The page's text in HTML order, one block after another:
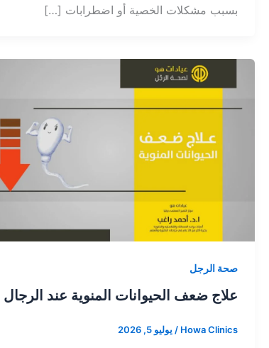
بسبب مشكلات الخصية أو اضطرابات […]
صحة الرجل
علاج ضعف الحيوانات المنوية عند الرجال
Howa Clinics
/ يوليو 5, 2026